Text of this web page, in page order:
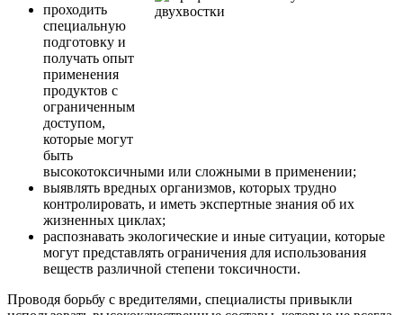
проходить
специальную
подготовку и
получать опыт
применения
продуктов с
ограниченным
доступом,
которые могут
быть
высокотоксичными или сложными в применении;
выявлять вредных организмов, которых трудно
контролировать, и иметь экспертные знания об их
жизненных циклах;
распознавать экологические и иные ситуации, которые
могут представлять ограничения для использования
веществ различной степени токсичности.
Проводя борьбу с вредителями, специалисты привыкли